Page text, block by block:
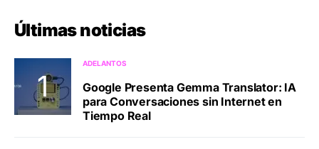
Últimas noticias
ADELANTOS
Google Presenta Gemma Translator: IA
para Conversaciones sin Internet en
Tiempo Real